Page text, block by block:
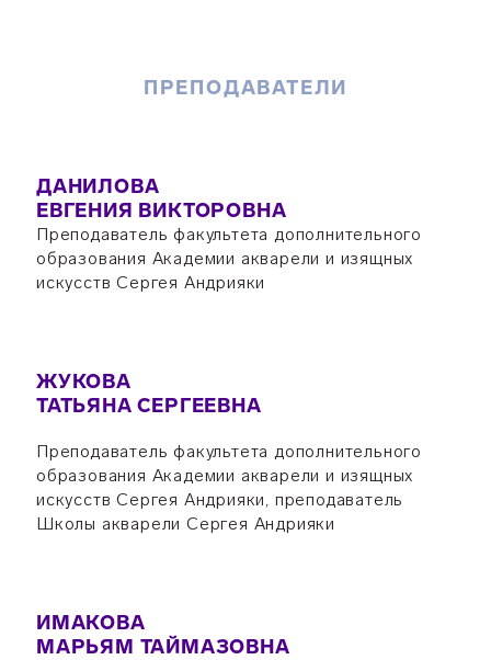
ПРЕПОДАВАТЕЛИ
ДАНИЛОВА
ЕВГЕНИЯ ВИКТОРОВНА
Преподаватель факультета дополнительного
образования Академии акварели и изящных
искусств Сергея Андрияки
ЖУКОВА
ТАТЬЯНА СЕРГЕЕВНА
Преподаватель факультета дополнительного
образования Академии акварели и изящных
искусств Сергея Андрияки, преподаватель
Школы акварели Сергея Андрияки
ИМАКОВА
МАРЬЯМ ТАЙМАЗОВНА